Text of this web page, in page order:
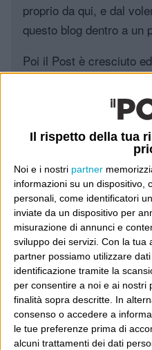
Il rispetto della tua
Noi e i nostri partner
informazioni su un dispositivo,
personali, come identificatori
inviate da un dispositivo per
misurazione di annunci e
sviluppo dei servizi. Con la tua
partner possiamo utilizzare
identificazione tramite la
per consentire a noi e ai nostri
finalità sopra descritte. In
consenso o accedere a
le tue preferenze prima di
alcuni trattamenti dei dati
proprio da qui, e dal
questo blog dentro a un
Poi il Post è cresciuto
un progetto giornalistico
anni, grazie a chi lo
Leggi il Post, magari ti
Luca Sofri Wittgenstein
POST PRECEDENTE
Wittgenstein come Chi